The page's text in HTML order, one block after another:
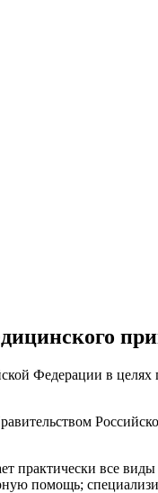
Федерации в целях
практически все
помощь;